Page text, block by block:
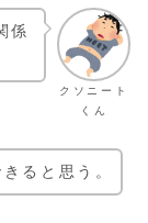
クソニート
くん
係
ると思う。